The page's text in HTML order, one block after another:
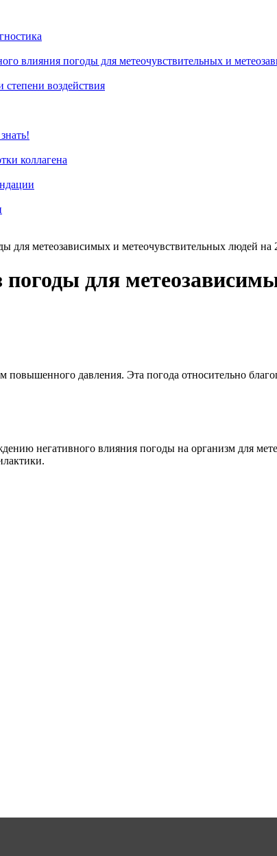
влияния погоды для метеочувствительных и
воздействия
коллагена
метеозависимых и метеочувствительных людей на
для
повышенного давления. Эта погода относительно
негативного влияния погоды на организм для